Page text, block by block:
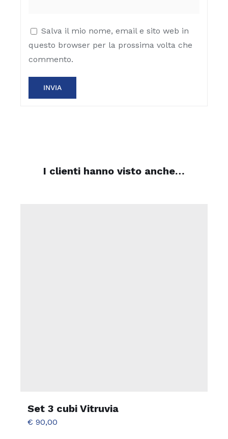
Salva il mio nome, email e sito web in
questo browser per la prossima volta che
commento.
I clienti hanno visto anche…
Set 3 cubi Vitruvia
€ 90,00